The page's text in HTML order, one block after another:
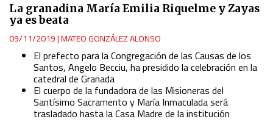
La granadina María Emilia Riquelme y Zayas
ya es beata
09/11/2019|MATEO GONZÁLEZ ALONSO
El prefecto para la Congregación de las Causas de los
Santos, Angelo Becciu, ha presidido la celebración en la
catedral de Granada
El cuerpo de la fundadora de las Misioneras del
Santísimo Sacramento y María Inmaculada será
trasladado hasta la Casa Madre de la institución